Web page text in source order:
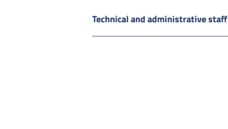
Technical and administrative staff